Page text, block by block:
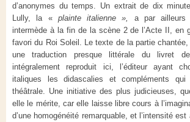
d’anonymes du temps. Un extrait de dix
Lully, la « plainte italienne »,
a par ailleurs
intermède à la fin de la scène 2 de l’Acte II, en
favori du Roi Soleil. Le texte de la partie chantée,
une traduction presque littérale du livret
intégralement reproduit ici, l’éditeur ayant
italiques les didascalies et compléments qui
théâtrale. Une initiative des plus judicieuses,
elle le mérite, car elle laisse libre cours à
d’une homogénéité remarquable, et l’intensité